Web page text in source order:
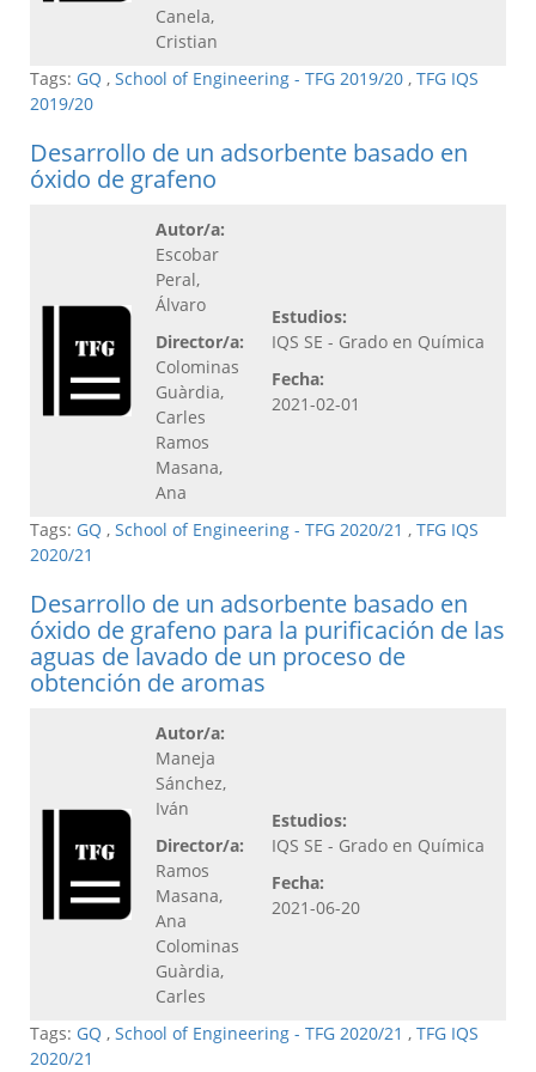
Canela,
Cristian
Tags: GQ , School of Engineering - TFG 2019/20 , TFG IQS
2019/20
Desarrollo de un adsorbente basado en
óxido de grafeno
Autor/a:
Escobar
Peral,
Álvaro
Director/a:
Colominas
Guàrdia,
Carles
Ramos
Masana,
Ana
Estudios:
IQS SE - Grado en Química
Fecha:
2021-02-01
Tags: GQ , School of Engineering - TFG 2020/21 , TFG IQS
2020/21
Desarrollo de un adsorbente basado en
óxido de grafeno para la purificación de las
aguas de lavado de un proceso de
obtención de aromas
Autor/a:
Maneja
Sánchez,
Iván
Director/a:
Ramos
Masana,
Ana
Colominas
Guàrdia,
Carles
Estudios:
IQS SE - Grado en Química
Fecha:
2021-06-20
Tags: GQ , School of Engineering - TFG 2020/21 , TFG IQS
2020/21